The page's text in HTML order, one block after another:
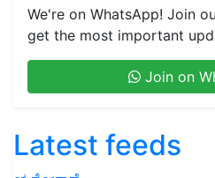
We're on WhatsApp! Join
get the most important
Join on
Latest feeds